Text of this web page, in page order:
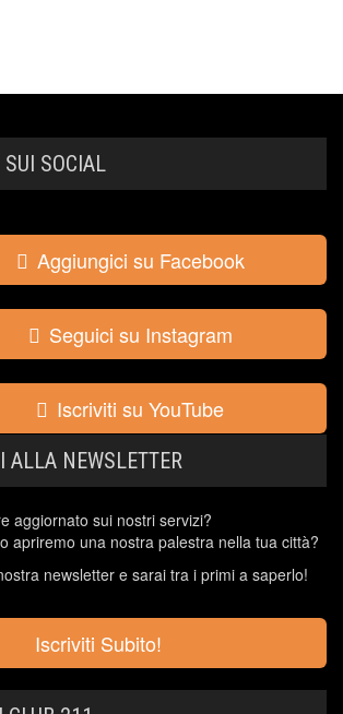
SUI SOCIAL
Aggiungici su Facebook
Seguici su Instagram
Iscriviti su YouTube
ALLA NEWSLETTER
aggiornato sui nostri servizi?
apriremo una nostra palestra nella tua città?
newsletter e sarai tra i primi a saperlo!
Iscriviti Subito!